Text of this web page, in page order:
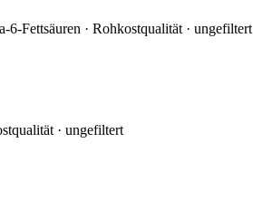
6-Fettsäuren · Rohkostqualität · ungefiltert
· ungefiltert